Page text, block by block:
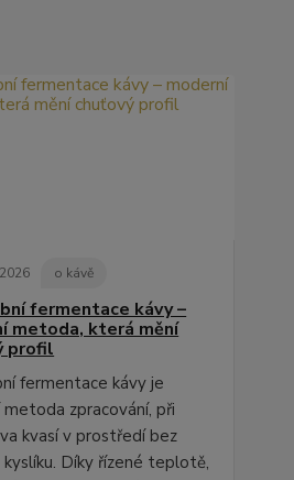
2026 o kávě
fermentace kávy –
metoda, která mění
profil
fermentace kávy je
zpracování, při
kvasí v prostředí bez
Díky řízené teplotě,